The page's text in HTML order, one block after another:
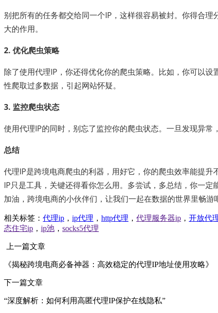
别把所有的任务都交给同一个IP，这样很容易被封。你得合理
大的作用。
2. 优化爬虫策略
除了使用代理IP，你还得优化你的爬虫策略。比如，你可以设
性爬取过多数据，引起网站怀疑。
3. 监控爬虫状态
使用代理IP的同时，别忘了监控你的爬虫状态。一旦发现异常
总结
代理IP是跨境电商爬虫的利器，用好它，你的爬虫效率能提升
IP只是工具，关键还得看你怎么用。多尝试，多总结，你一定
加油，跨境电商的小伙伴们，让我们一起在数据的世界里畅游
相关标签： 代理ip ， ip代理 ， http代理 ， 代理服务器ip ， 开放代
态住宅ip ， ip池 ， socks5代理
上一篇文章
《揭秘跨境电商必备神器：高效稳定的代理IP地址使用攻略》
下一篇文章
“深度解析：如何利用高匿代理IP保护在线隐私”